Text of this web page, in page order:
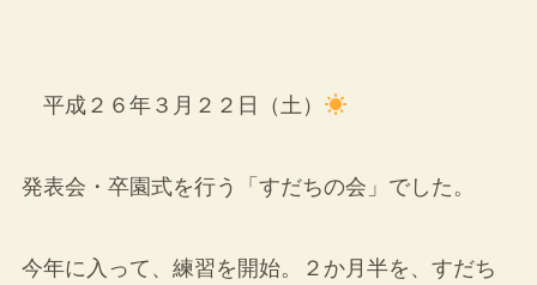
平成２６年３月２２日（土）
発表会・卒園式を行う「すだちの会」でした。
今年に入って、練習を開始。２か月半を、すだち